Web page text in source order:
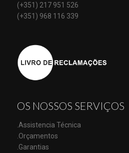
(+351) 217 951 526
(+351) 968 116 339
OS NOSSOS SERVIÇOS
.Assistencia Técnica
.Orçamentos
.Garantias